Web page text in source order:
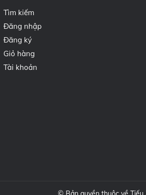
Tìm kiếm
Đăng nhập
Đăng ký
Giỏ hàng
Tài khoản